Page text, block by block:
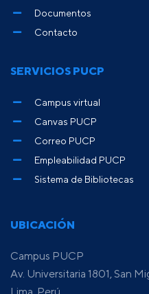
UBICACIÓN
Campus PUCP
Av. Universitaria 1801, San
Lima, Perú
Documentos
Contacto
SERVICIOS PUCP
Campus virtual
Canvas PUCP
Correo PUCP
Empleabilidad PUCP
Sistema de Bibliotecas